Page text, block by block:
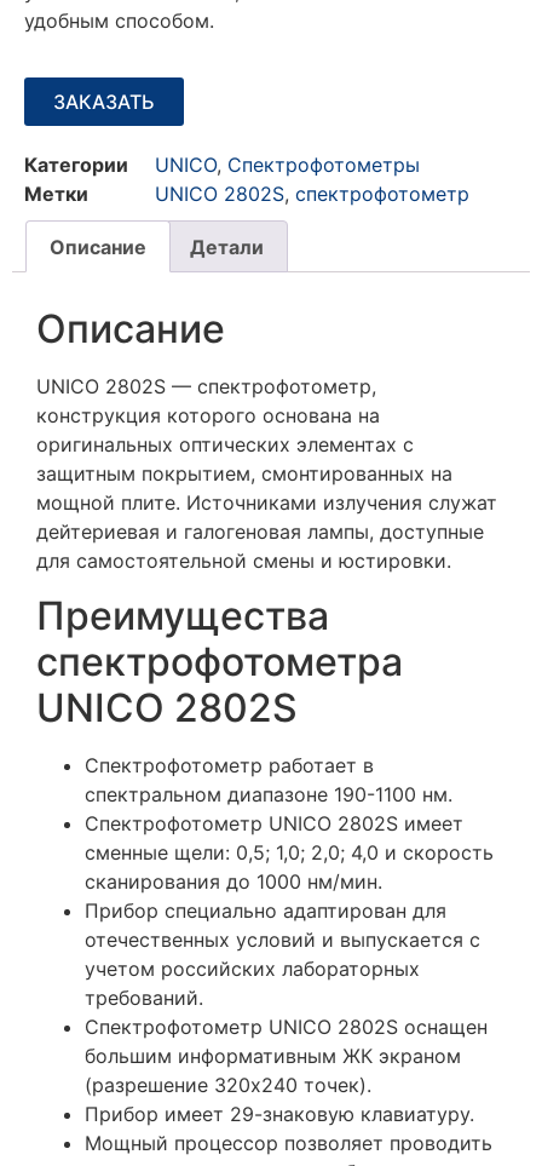
удобным способом.
ЗАКАЗАТЬ
Категории UNICO, Спектрофотометры
Метки
UNICO 2802S, спектрофотометр
Описание Детали
Описание
UNICO 2802S — спектрофотометр,
конструкция которого основана на
оригинальных оптических элементах с
защитным покрытием, смонтированных на
мощной плите. Источниками излучения служат
дейтериевая и галогеновая лампы, доступные
для самостоятельной смены и юстировки.
Преимущества
спектрофотометра
UNICO 2802S
Спектрофотометр работает в
спектральном диапазоне 190-1100 нм.
Спектрофотометр UNICO 2802S имеет
сменные щели: 0,5; 1,0; 2,0; 4,0 и скорость
сканирования до 1000 нм/мин.
Прибор специально адаптирован для
отечественных условий и выпускается с
учетом российских лабораторных
требований.
Спектрофотометр UNICO 2802S оснащен
большим информативным ЖК экраном
(разрешение 320х240 точек).
Прибор имеет 29-знаковую клавиатуру.
Мощный процессор позволяет проводить